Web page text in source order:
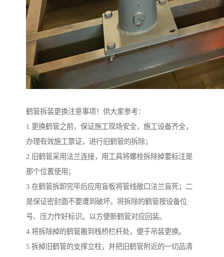
鹤管拆装更换注意事项！供大家参考：
1.更换鹤管之前，保证施工现场安全，施工设备齐全，
办理有效施工票证，进行旧鹤管的拆除；
2.旧鹤管采用法兰连接，用工具将螺栓拆除掉要标注是
那个位置使用；
3.在鹤管拆卸完毕后应用盲板将管线敞口法兰盲死；二
是保证密封面不要遭到破坏。将拆除的鹤管按设备位
号、压力作好标识。以方便新鹤管对应回装。
4.将拆除掉的鹤管搬到栈桥栏杆处，便于吊装更换。
5.拆掉旧鹤管的支撑立柱，并把旧鹤管附近的一切品清